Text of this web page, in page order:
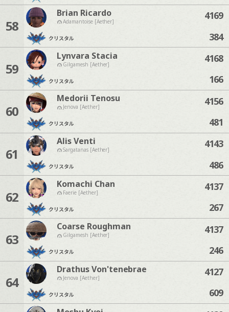
58
Brian Ricardo
Adamantoise [Aether]
クリスタル
4169
384
59
Lynvara Stacia
Gilgamesh [Aether]
クリスタル
4168
166
60
Medorii Tenosu
Jenova [Aether]
クリスタル
4156
481
61
Alis Venti
Sargatanas [Aether]
クリスタル
4143
486
62
Komachi Chan
Faerie [Aether]
クリスタル
4137
267
63
Coarse Roughman
Gilgamesh [Aether]
クリスタル
4137
246
64
Drathus Von'tenebrae
Jenova [Aether]
クリスタル
4127
609